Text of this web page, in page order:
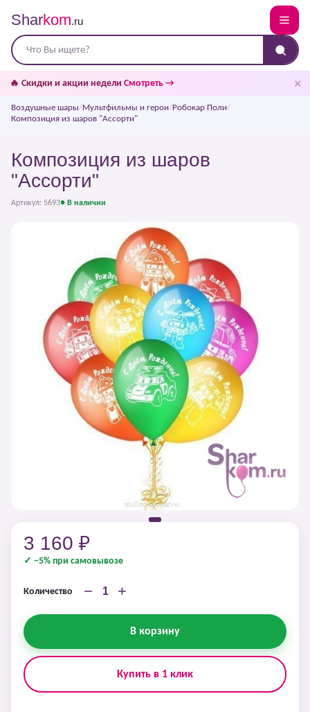
Sharkom.ru
🔥 Скидки и акции недели Смотреть → ✕
Воздушные шары/Мультфильмы и герои/Робокар Поли/
Композиция из шаров "Ассорти"
Композиция из шаров
"Ассорти"
Артикул: 5693● В наличии
3 160 ₽
✓ −5% при самовывозе
Количество − +
В корзину
Купить в 1 клик